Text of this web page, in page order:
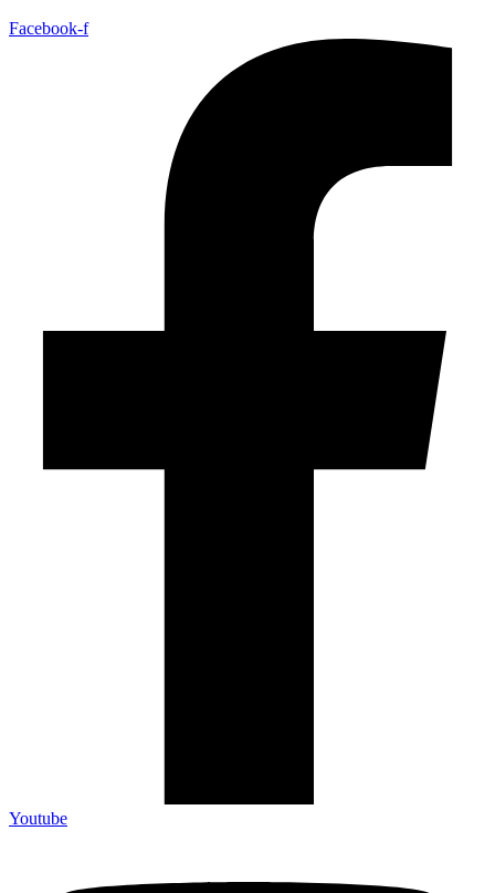
Facebook-f
Youtube